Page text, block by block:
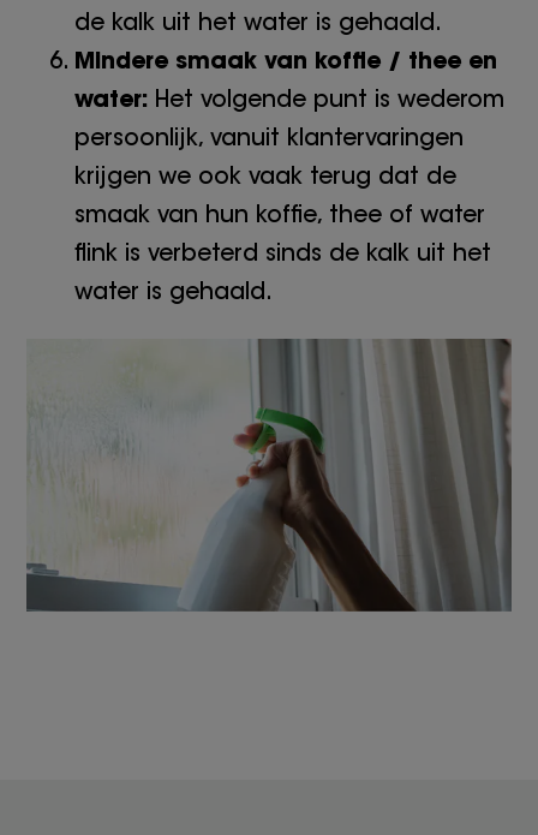
de kalk uit het water is gehaald.
Mindere smaak van koffie / thee en
water: Het volgende punt is wederom
persoonlijk, vanuit klantervaringen
krijgen we ook vaak terug dat de
smaak van hun koffie, thee of water
flink is verbeterd sinds de kalk uit het
water is gehaald.